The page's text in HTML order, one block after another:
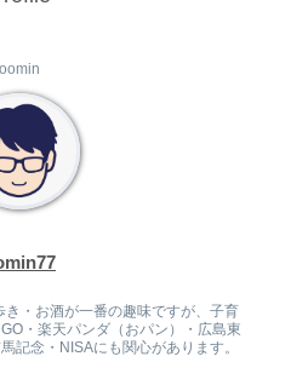
oomin
・お酒が一番の趣味ですが、子育
・楽天パンダ（おパン）・広島東
記念・NISAにも関心があります。